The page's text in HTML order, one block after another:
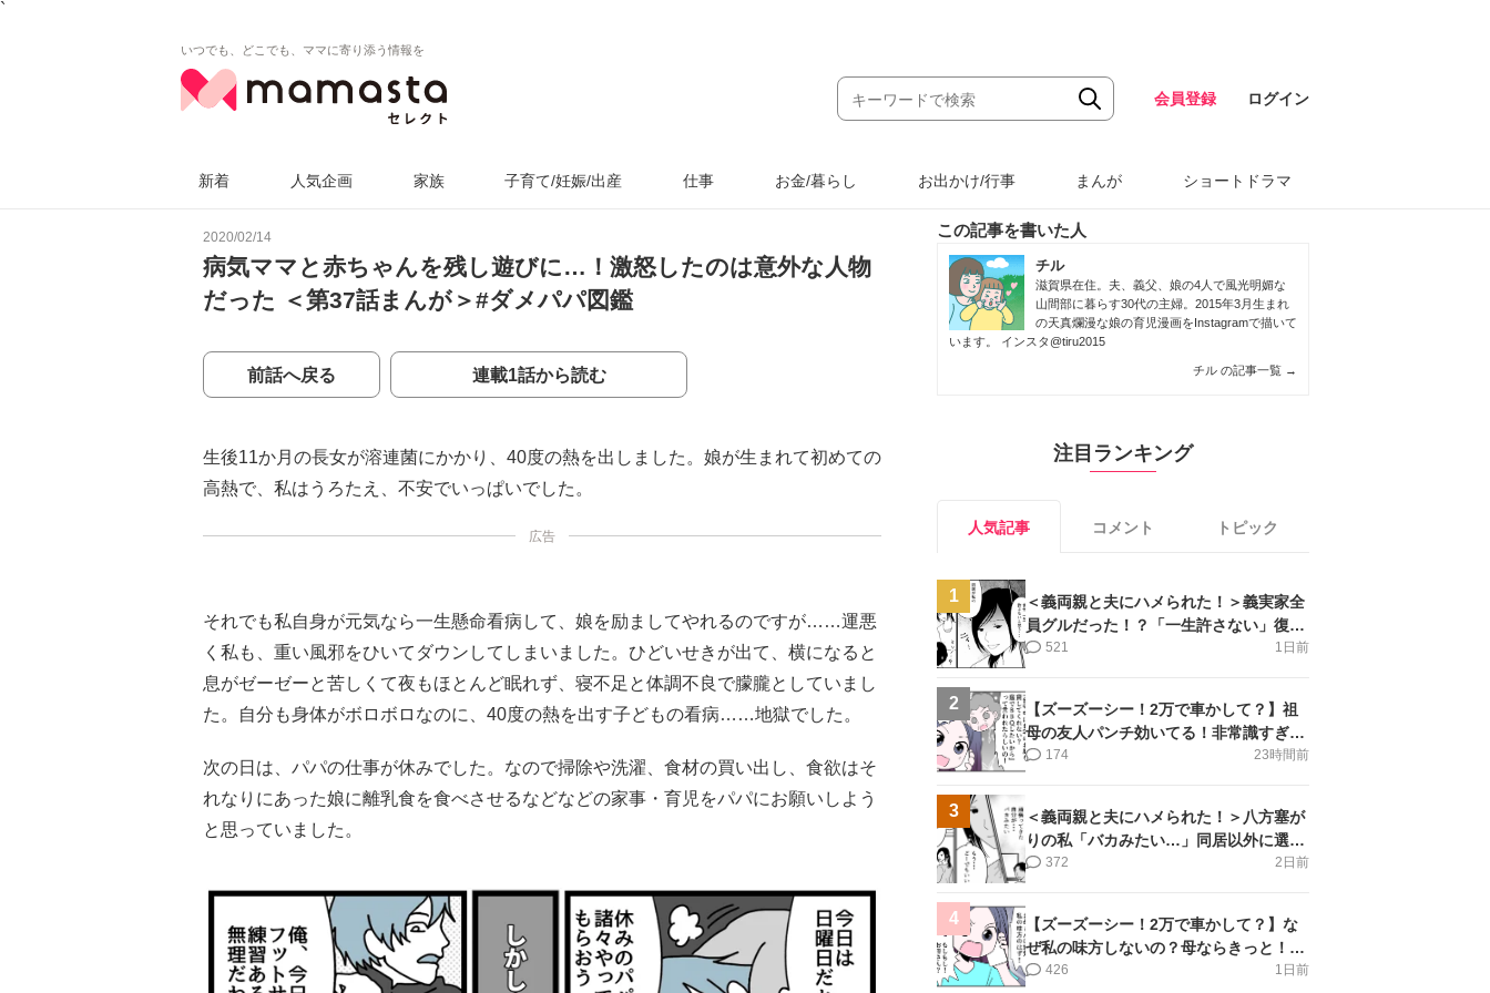
`
いつでも、どこでも、ママに寄り添う情報を
会員登録 ログイン
新着 人気企画 家族 子育て/妊娠/出産 仕事 お金/暮らし お出かけ/行事 まんが ショートドラマ
2020/02/14
病気ママと赤ちゃんを残し遊びに…！激怒したのは意外な人物
だった ＜第37話まんが＞#ダメパパ図鑑
前話へ戻る 連載1話から読む
生後11か月の長女が溶連菌にかかり、40度の熱を出しました。娘が生まれて初めての
高熱で、私はうろたえ、不安でいっぱいでした。
広告
それでも私自身が元気なら一生懸命看病して、娘を励ましてやれるのですが……運悪
く私も、重い風邪をひいてダウンしてしまいました。ひどいせきが出て、横になると
息がゼーゼーと苦しくて夜もほとんど眠れず、寝不足と体調不良で朦朧としていまし
た。自分も身体がボロボロなのに、40度の熱を出す子どもの看病……地獄でした。
次の日は、パパの仕事が休みでした。なので掃除や洗濯、食材の買い出し、食欲はそ
れなりにあった娘に離乳食を食べさせるなどなどの家事・育児をパパにお願いしよう
と思っていました。
この記事を書いた人
チル
滋賀県在住。夫、義父、娘の4人で風光明媚な
山間部に暮らす30代の主婦。2015年3月生まれ
の天真爛漫な娘の育児漫画をInstagramで描いて
います。 インスタ@tiru2015
チル の記事一覧 →
注目ランキング
人気記事 コメント トピック
1
＜義両親と夫にハメられた！＞義実家全
員グルだった！？「一生許さない」復讐
誓った私【第6話まんが】
1日前
521
2
【ズーズーシー！2万で車かして？】祖
母の友人パンチ効いてる！非常識すぎ＜
第18話＞#4コマ母道場
23時間前
174
3
＜義両親と夫にハメられた！＞八方塞が
りの私「バカみたい…」同居以外に選択
肢がない【第5話まんが】
2日前
372
4
【ズーズーシー！2万で車かして？】な
ぜ私の味方しないの？母ならきっと！＜
第17話＞#4コマ母道場
1日前
426